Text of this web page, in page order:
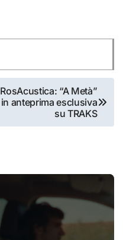
RosAcustica: “A Metà”
in anteprima esclusiva
su TRAKS